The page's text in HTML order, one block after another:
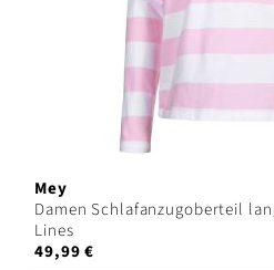
Mey
Damen Schlafanzugoberteil
Lines
49,99 €